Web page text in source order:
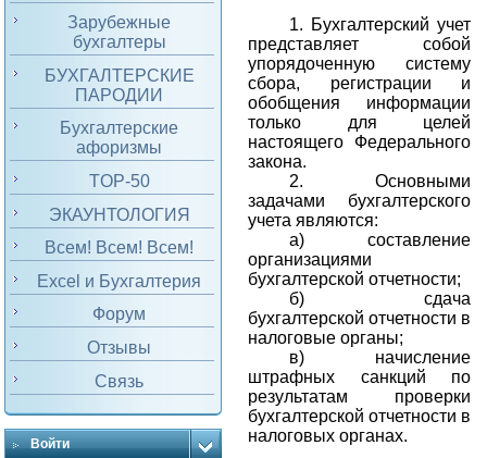
Зарубежные
бухгалтеры
БУХГАЛТЕРСКИЕ
ПАРОДИИ
Бухгалтерские
афоризмы
TOP-50
ЭКАУНТОЛОГИЯ
Всем! Всем! Всем!
Excel и Бухгалтерия
Форум
Отзывы
Связь
Войти
1. Бухгалтерский учет
представляет собой
упорядоченную систему
сбора, регистрации и
обобщения информации
только для целей
настоящего Федерального
закона.
2.Основными
задачами бухгалтерского
учета являются:
а) составление
организациями
бухгалтерской отчетности;
б) сдача
бухгалтерской отчетности в
налоговые органы;
в) начисление
штрафных санкций по
результатам проверки
бухгалтерской отчетности в
налоговых органах.